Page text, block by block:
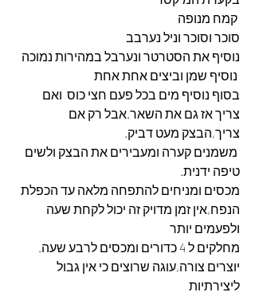
סוכר וסוכר וניל נערבב
נוסיף את הסטרטר ונערבל במהירות נמוכה
בסוף נוסיף מים בכל פעם חצי כוס  ואם
צריך אז גם את השאר.אבל רק אם
צריך,הבצק מעט דביק.
משמנים קערה ומעבירים את הבצק ולשים
טיפה ידנית.
מכסים ומניחים להתפחה מלאה עד הכפלת
הנפח,אין זמן מדויק זה יכול לקחת שעה
ולפעמים יותר
מחלקים ל 4 כדורים ומכסים לרבע שעה.
יוצרים צורה,עוגה שרוצים כי אין גבול
ליצירתיות